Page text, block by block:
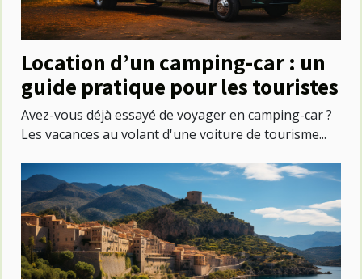
Location d’un camping-car : un
guide pratique pour les touristes
Avez-vous déjà essayé de voyager en camping-car ?
Les vacances au volant d'une voiture de tourisme...